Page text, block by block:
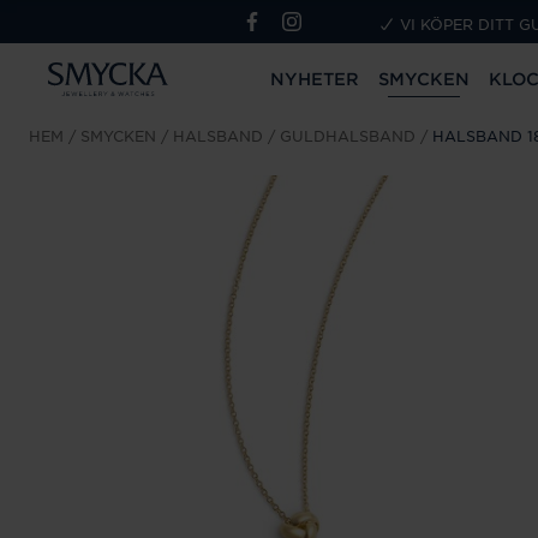
VI KÖPER DITT
NYHETER SMYCKEN
HEM SMYCKEN HALSBAND GULDHALSBAND HALSBAND